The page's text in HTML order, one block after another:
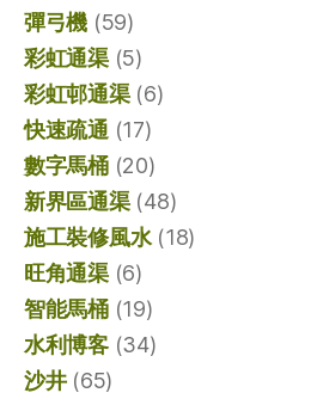
彈弓機 (59)
彩虹通渠(5)
彩虹邨通渠(6)
快速疏通 (17)
數字馬桶(20)
新界區通渠(48)
施工裝修風水(18)
旺角通渠(6)
智能馬桶(19)
水利博客(34)
沙井(65)